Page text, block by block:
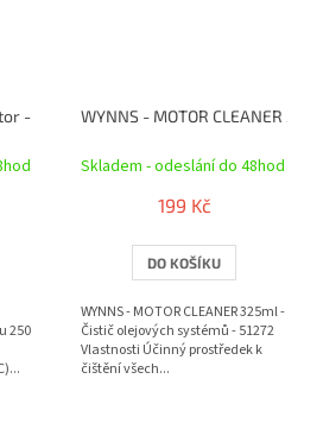
- keramická přísada do motoru 250 ml
250
WYNNS - MOTOR CLEANER
Skladem - odeslání do 48hod
199 Kč
DO KOŠÍKU
WYNNS - MOTOR CLEANER 325ml -
Čistič olejových systémů - 51272
Vlastnosti Účinný prostředek k
čištění všech...